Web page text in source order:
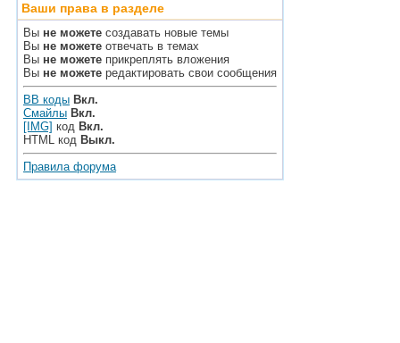
Ваши права в разделе
Вы не можете создавать новые темы
Вы не можете отвечать в темах
Вы не можете прикреплять вложения
Вы не можете редактировать свои сообщения
BB коды Вкл.
Смайлы Вкл.
[IMG] код Вкл.
HTML код Выкл.
Правила форума